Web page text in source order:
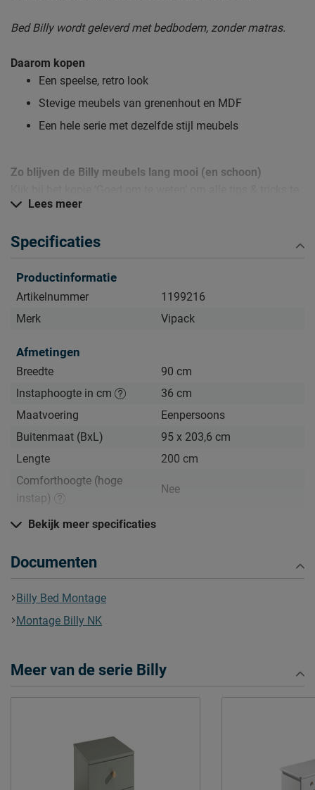
Bed Billy wordt geleverd met bedbodem, zonder matras.
Daarom kopen
Een speelse, retro look
Stevige meubels van grenenhout en MDF
Een hele serie met dezelfde stijl meubels
Zo blijven de Billy meubels lang mooi (en schoon)
zien.Lees meer
Specificaties
Productinformatie
Artikelnummer
1199216
Merk
Vipack
Afmetingen
Breedte
90 cm
Instaphoogte in cm
36 cm
Maatvoering
Eenpersoons
Buitenmaat (BxL)
95 x 203,6 cm
Lengte
200 cm
Comforthoogte (hoge
instap)
Nee
Hoogte hoofdbord
Kenmerken
Thema bed
Elektrisch verstelbare
Uitvoering
matras
Kleur
wit
Materiaal poten
Bekijk meer specificaties
Documenten
Billy Bed Montage
Montage Billy NK
Meer van de serie Billy